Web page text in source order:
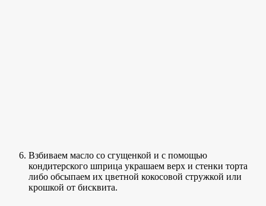
Взбиваем масло со сгущенкой и с помощью
кондитерского шприца украшаем верх и стенки торта
либо обсыпаем их цветной кокосовой стружкой или
крошкой от бисквита.